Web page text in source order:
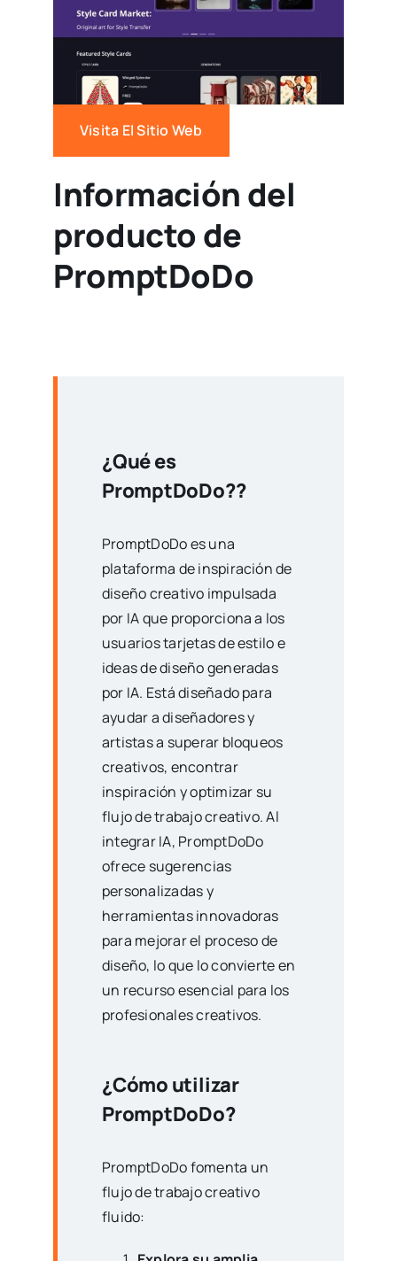
Visita El Sitio Web
Información del
producto de
PromptDoDo
¿Qué es
PromptDoDo??
PromptDoDo es una
plataforma de inspiración de
diseño creativo impulsada
por IA que proporciona a los
usuarios tarjetas de estilo e
ideas de diseño generadas
por IA. Está diseñado para
ayudar a diseñadores y
artistas a superar bloqueos
creativos, encontrar
inspiración y optimizar su
flujo de trabajo creativo. Al
integrar IA, PromptDoDo
ofrece sugerencias
personalizadas y
herramientas innovadoras
para mejorar el proceso de
diseño, lo que lo convierte en
un recurso esencial para los
profesionales creativos.
¿Cómo utilizar
PromptDoDo?
PromptDoDo fomenta un
flujo de trabajo creativo
fluido: